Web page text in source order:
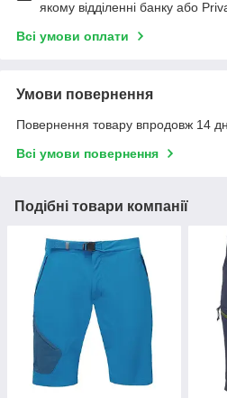
якому відділенні банку або
Всі умови оплати
Умови повернення
Повернення товару впродовж 14
Всі умови повернення
Подібні товари компанії